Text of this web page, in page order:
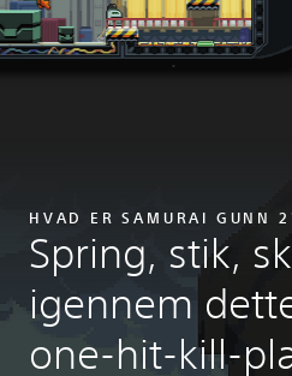
HVAD ER SAMURAI GUNN
Spring, stik,
igennem
one-hit-kill-